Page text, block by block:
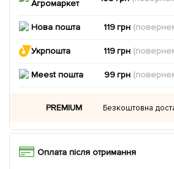
Агромаркет
Нова пошта 119 грн
Укрпошта 119 грн
Meest пошта 99 грн
PREMIUM Безкоштовна
Оплата після отримання